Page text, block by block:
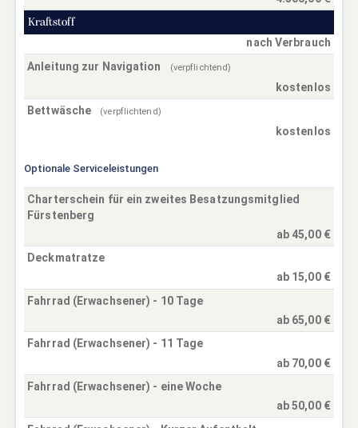
Kraftstoff
nach Verbrauch
Anleitung zur Navigation
(verpflichtend)
kostenlos
Bettwäsche
(verpflichtend)
kostenlos
Optionale Serviceleistungen
Charterschein für ein zweites Besatzungsmitglied
Fürstenberg
ab 45,00 €
Deckmatratze
ab 15,00 €
Fahrrad (Erwachsener) - 10 Tage
ab 65,00 €
Fahrrad (Erwachsener) - 11 Tage
ab 70,00 €
Fahrrad (Erwachsener) - eine Woche
ab 50,00 €